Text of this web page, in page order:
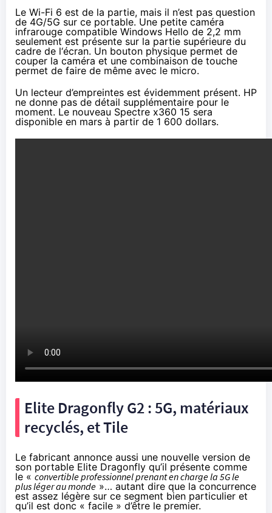
Le Wi-Fi 6 est de la partie, mais il n’est pas question
de 4G/5G sur ce portable. Une petite caméra
infrarouge compatible Windows Hello de 2,2 mm
seulement est présente sur la partie supérieure du
cadre de l‘écran. Un bouton physique permet de
couper la caméra et une combinaison de touche
permet de faire de même avec le micro.
Un lecteur d’empreintes est évidemment présent. HP
ne donne pas de détail supplémentaire pour le
moment. Le nouveau Spectre x360 15 sera
disponible en mars à partir de 1 600 dollars.
Elite Dragonfly G2 : 5G, matériaux
recyclés, et Tile
Le fabricant annonce aussi une nouvelle version de
son portable Elite Dragonfly qu’il présente comme
le « convertible professionnel prenant en charge la 5G le
plus léger au monde »… autant dire que la concurrence
est assez légère sur ce segment bien particulier et
qu’il est donc « facile » d’être le premier.